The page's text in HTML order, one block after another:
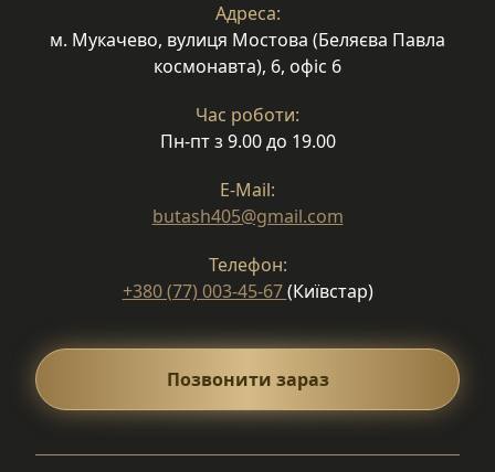
Адреса:
м. Мукачево, вулиця Мостова (Беляєва Павла
космонавта), 6, офіс 6
Час роботи:
Пн-пт з 9.00 до 19.00
E-Mail:
butash405@gmail.com
Телефон:
+380 (77) 003-45-67(Київстар)
Позвонити зараз